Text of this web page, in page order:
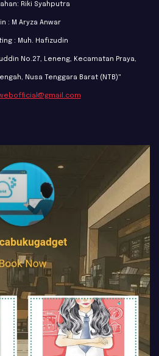
Riki Syahputra
: M Aryza Anwar
: Muh. Hafizudin
No.27, Leneng, Kecamatan Praya,
Nusa Tenggara Barat (NTB)"